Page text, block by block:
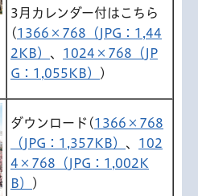
3月カレンダー付はこちら
(1366×768（JPG：1,44
2KB） 、 1024×768（JP
G：1,055KB）
)
ダウンロード(1366×768
（JPG：1,357KB） 、 102
4×768（JPG：1,002K
B）
)